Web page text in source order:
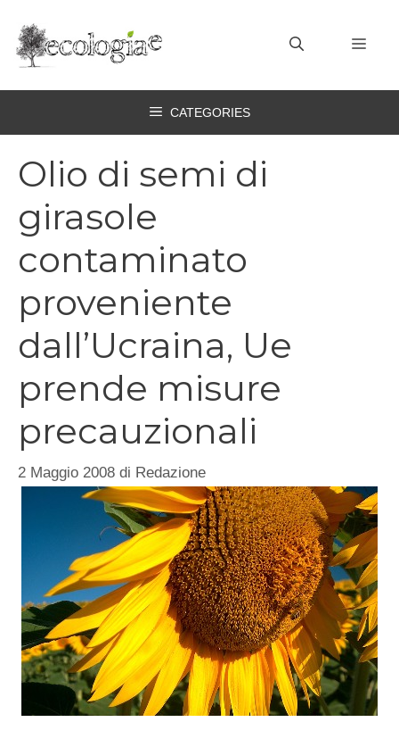
contenuto
CATEGORIES
Olio di semi di
girasole
contaminato
proveniente
dall’Ucraina, Ue
prende misure
precauzionali
2 Maggio 2008 di Redazione